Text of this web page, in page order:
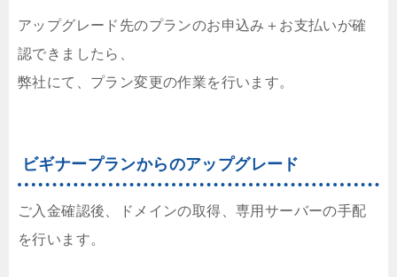
アップグレード先のプランのお申込み＋お支払いが確
認できましたら、
弊社にて、プラン変更の作業を行います。
ビギナープランからのアップグレード
ご入金確認後、ドメインの取得、専用サーバーの手配
を行います。